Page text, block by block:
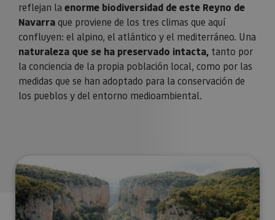
reflejan la enorme biodiversidad de este Reyno de
Navarraque proviene de los tres climas que aquí
confluyen: el alpino, el atlántico y el mediterráneo. Una
naturaleza que se ha preservado intacta, tanto por
la conciencia de la propia población local, como por las
medidas que se han adoptado para la conservación de
los pueblos y del entorno medioambiental.